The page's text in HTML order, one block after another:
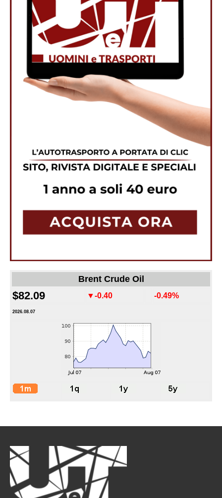
Brent Crude Oil
$82.09 ▼-0.40 -0.49%
2026.08.07